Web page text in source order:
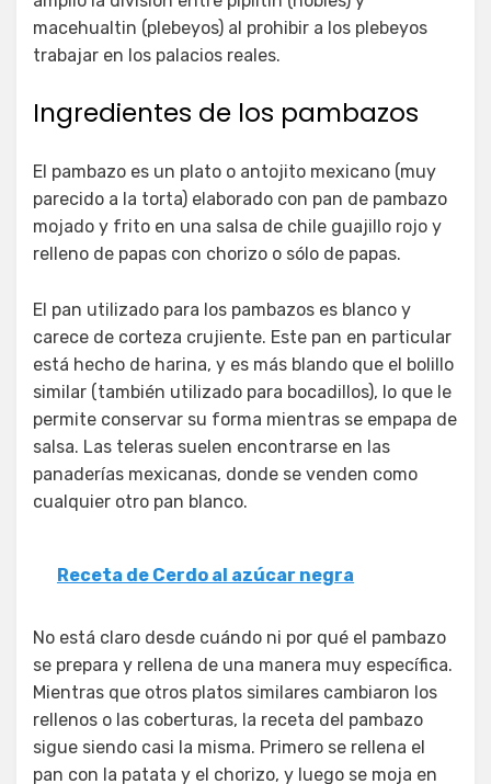
macehualtin (plebeyos) al prohibir a los plebeyos
trabajar en los palacios reales.
Ingredientes de los pambazos
El pambazo es un plato o antojito mexicano (muy
parecido a la torta) elaborado con pan de pambazo
mojado y frito en una salsa de chile guajillo rojo y
relleno de papas con chorizo o sólo de papas.
El pan utilizado para los pambazos es blanco y
carece de corteza crujiente. Este pan en particular
está hecho de harina, y es más blando que el bolillo
similar (también utilizado para bocadillos), lo que le
permite conservar su forma mientras se empapa de
salsa. Las teleras suelen encontrarse en las
panaderías mexicanas, donde se venden como
cualquier otro pan blanco.
Receta de Cerdo al azúcar negra
No está claro desde cuándo ni por qué el pambazo
se prepara y rellena de una manera muy específica.
Mientras que otros platos similares cambiaron los
rellenos o las coberturas, la receta del pambazo
sigue siendo casi la misma. Primero se rellena el
pan con la patata y el chorizo, y luego se moja en